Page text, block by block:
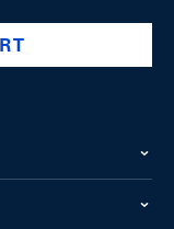
swiss-national-